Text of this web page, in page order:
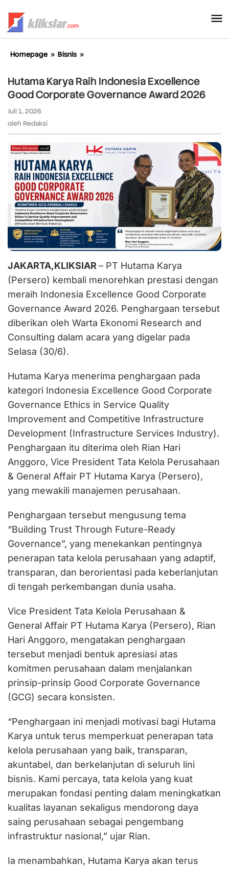
konten
Homepage » Bisnis »
Raih
Indonesia
Excellence
Award
2026
Hutama Karya Raih Indonesia Excellence
Good Corporate Governance Award 2026
Juli 1, 2026
Redaksi
oleh Redaksi
JAKARTA,KLIKSIAR– PT Hutama Karya
(Persero) kembali menorehkan prestasi dengan
meraih Indonesia Excellence Good Corporate
Governance Award 2026. Penghargaan tersebut
diberikan oleh Warta Ekonomi Research and
Consulting dalam acara yang digelar pada
Selasa (30/6).
Hutama Karya menerima penghargaan pada
kategori Indonesia Excellence Good Corporate
Governance Ethics in Service Quality
Improvement and Competitive Infrastructure
Development (Infrastructure Services Industry).
Penghargaan itu diterima oleh Rian Hari
Anggoro, Vice President Tata Kelola Perusahaan
& General Affair PT Hutama Karya (Persero),
yang mewakili manajemen perusahaan.
Penghargaan tersebut mengusung tema
“Building Trust Through Future-Ready
Governance”, yang menekankan pentingnya
penerapan tata kelola perusahaan yang adaptif,
transparan, dan berorientasi pada keberlanjutan
di tengah perkembangan dunia usaha.
Vice President Tata Kelola Perusahaan &
General Affair PT Hutama Karya (Persero), Rian
Hari Anggoro, mengatakan penghargaan
tersebut menjadi bentuk apresiasi atas
komitmen perusahaan dalam menjalankan
prinsip-prinsip Good Corporate Governance
(GCG) secara konsisten.
“Penghargaan ini menjadi motivasi bagi Hutama
Karya untuk terus memperkuat penerapan tata
kelola perusahaan yang baik, transparan,
akuntabel, dan berkelanjutan di seluruh lini
bisnis. Kami percaya, tata kelola yang kuat
merupakan fondasi penting dalam meningkatkan
kualitas layanan sekaligus mendorong daya
saing perusahaan sebagai pengembang
infrastruktur nasional,” ujar Rian.
Ia menambahkan, Hutama Karya akan terus